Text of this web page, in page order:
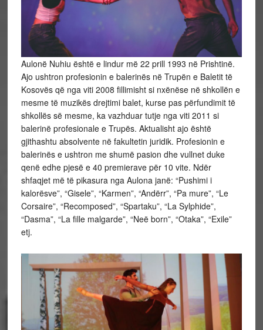
Aulonë Nuhiu është e lindur më 22 prill 1993 në Prishtinë.
Ajo ushtron profesionin e balerinës në Trupën e Baletit të
Kosovës që nga viti 2008 fillimisht si nxënëse në shkollën e
mesme të muzikës drejtimi balet, kurse pas përfundimit të
shkollës së mesme, ka vazhduar tutje nga viti 2011 si
balerinë profesionale e Trupës. Aktualisht ajo është
gjithashtu absolvente në fakultetin juridik. Profesionin e
balerinës e ushtron me shumë pasion dhe vullnet duke
qenë edhe pjesë e 40 premierave për 10 vite. Ndër
shfaqjet më të pikasura nga Aulona janë: “Pushimi i
kalorësve”, “Gisele”, “Karmen”, “Andërr”, “Pa mure”, “Le
Corsaire”, “Recomposed”, “Spartaku”, “La Sylphide”,
“Dasma”, “La fille malgarde”, “Neë born”, “Otaka”, “Exile”
etj.